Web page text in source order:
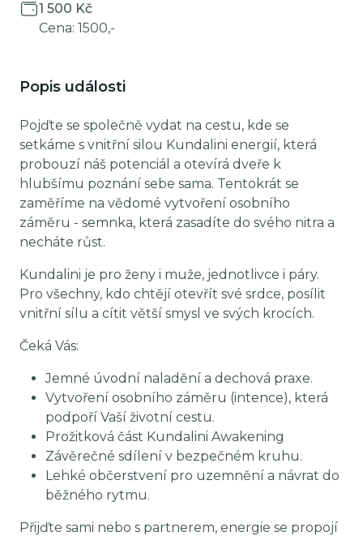
1 500 Kč
Cena: 1500,-
Popis události
Pojďte se společně vydat na cestu, kde se
setkáme s vnitřní silou Kundalini energií, která
probouzí náš potenciál a otevírá dveře k
hlubšímu poznání sebe sama. Tentokrát se
zaměříme na vědomé vytvoření osobního
záměru - semnka, která zasadíte do svého nitra a
necháte růst.
Kundalini je pro ženy i muže, jednotlivce i páry.
Pro všechny, kdo chtějí otevřít své srdce, posílit
vnitřní sílu a cítit větší smysl ve svých krocích.
Čeká Vás:
Jemné úvodní naladění a dechová praxe.
Vytvoření osobního záměru (intence), která
podpoří Vaší životní cestu.
Prožitková část Kundalini Awakening
Závěrečné sdílení v bezpečném kruhu.
Lehké občerstvení pro uzemnění a návrat do
běžného rytmu.
Přijďte sami nebo s partnerem, energie se propojí